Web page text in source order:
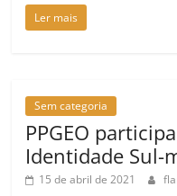
Ler mais
Sem categoria
PPGEO
Identidade Sul-
15 de abril de 2021